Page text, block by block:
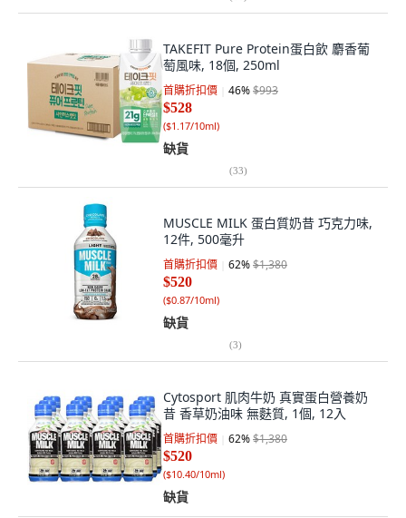
TAKEFIT Pure Protein蛋白飲 麝香葡
萄風味, 18個, 250ml
首購折扣價 46%$993
$528
($1.17/10ml)
缺貨
(33)
MUSCLE MILK 蛋白質奶昔 巧克力味,
12件, 500毫升
首購折扣價 62%$1,380
$520
($0.87/10ml)
缺貨
(3)
Cytosport 肌肉牛奶 真實蛋白營養奶
昔 香草奶油味 無麩質, 1個, 12入
首購折扣價 62%$1,380
$520
($10.40/10ml)
缺貨